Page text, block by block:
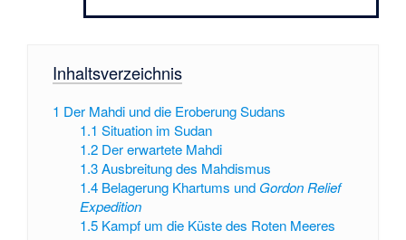
Inhaltsverzeichnis
1 Der Mahdi und die Eroberung Sudans
1.1 Situation im Sudan
1.2 Der erwartete Mahdi
1.3 Ausbreitung des Mahdismus
1.4 Belagerung Khartums und Gordon Relief
Expedition
1.5 Kampf um die Küste des Roten Meeres